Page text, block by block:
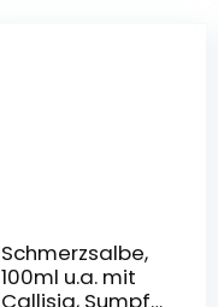
Schmerzsalbe,
100ml u.a. mit
Callisia, Sumpf-